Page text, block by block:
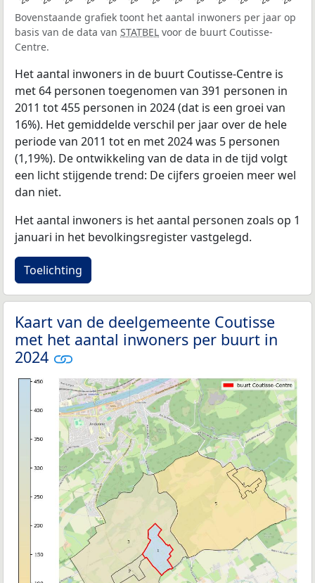
Bovenstaande grafiek toont het aantal inwoners per jaar op
basis van de data van STATBEL voor de buurt Coutisse-
Centre.
Het aantal inwoners in de buurt Coutisse-Centre is
met 64 personen toegenomen van 391 personen in
2011 tot 455 personen in 2024 (dat is een groei van
16%). Het gemiddelde verschil per jaar over de hele
periode van 2011 tot en met 2024 was 5 personen
(1,19%). De ontwikkeling van de data in de tijd volgt
een licht stijgende trend: De cijfers groeien meer wel
dan niet.
Het aantal inwoners is het aantal personen zoals op 1
januari in het bevolkingsregister vastgelegd.
Toelichting
Kaart van de deelgemeente Coutisse
met het aantal inwoners per buurt in
2024